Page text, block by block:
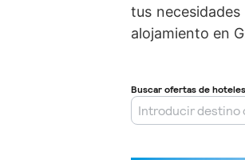
tus
alojamiento en